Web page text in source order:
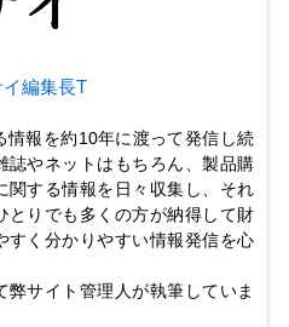
イ編集長T
情報を約10年に渡って発信し続
誌やネットはもちろん、製品購
関する情報を日々収集し、それ
とりでも多くの方が納得して財
すく分かりやすい情報発信を心
弊サイト管理人が執筆していま